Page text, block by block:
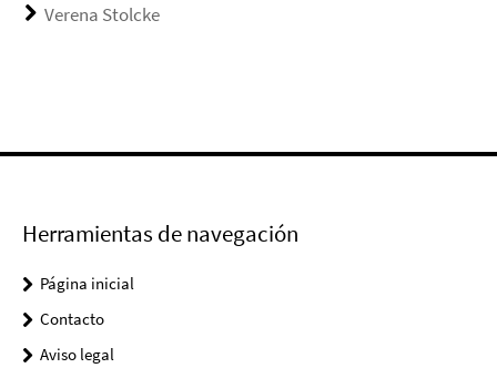
Verena Stolcke
Herramientas de navegación
Página inicial
Contacto
Aviso legal